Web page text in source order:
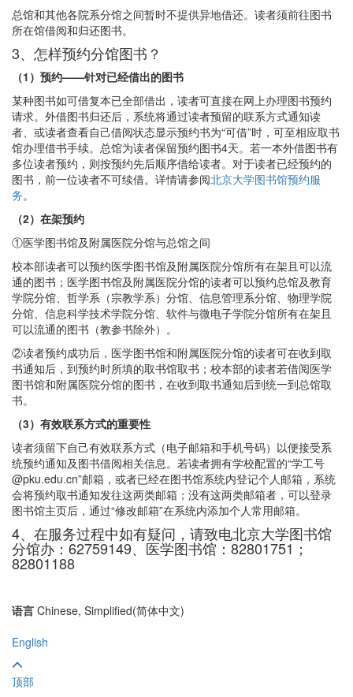
总馆和其他各院系分馆之间暂时不提供异地借还。读者须前往图书
所在馆借阅和归还图书。
3、怎样预约分馆图书？
（1） 预约——针对已经借出的图书
某种图书如可借复本已全部借出，读者可直接在网上办理图书预约
请求。外借图书归还后，系统将通过读者预留的联系方式通知读
者、或读者查看自己借阅状态显示预约书为“可借”时，可至相应取书
馆办理借书手续。总馆为读者保留预约图书4天。若一本外借图书有
多位读者预约，则按预约先后顺序借给读者。对于读者已经预约的
图书，前一位读者不可续借。详情请参阅北京大学图书馆预约服
务。
（2） 在架预约
①医学图书馆及附属医院分馆与总馆之间
校本部读者可以预约医学图书馆及附属医院分馆所有在架且可以流
通的图书；医学图书馆及附属医院分馆的读者可以预约总馆及教育
学院分馆、哲学系（宗教学系）分馆、信息管理系分馆、物理学院
分馆、信息科学技术学院分馆、软件与微电子学院分馆所有在架且
可以流通的图书（教参书除外）。
②读者预约成功后，医学图书馆和附属医院分馆的读者可在收到取
书通知后，到预约时所填的取书馆取书；校本部的读者若借阅医学
图书馆和附属医院分馆的图书，在收到取书通知后到统一到总馆取
书。
（3） 有效联系方式的重要性
读者须留下自己有效联系方式（电子邮箱和手机号码）以便接受系
统预约通知及图书借阅相关信息。若读者拥有学校配置的“学工号
@pku.edu.cn”邮箱，或者已经在图书馆系统内登记个人邮箱，系统
会将预约取书通知发往这两类邮箱；没有这两类邮箱者，可以登录
图书馆主页后，通过“修改邮箱”在系统内添加个人常用邮箱。
4、在服务过程中如有疑问，请致电北京大学图书馆
分馆办：62759149、医学图书馆：82801751；
82801188
语言 Chinese, Simplified(简体中文)
English
顶部